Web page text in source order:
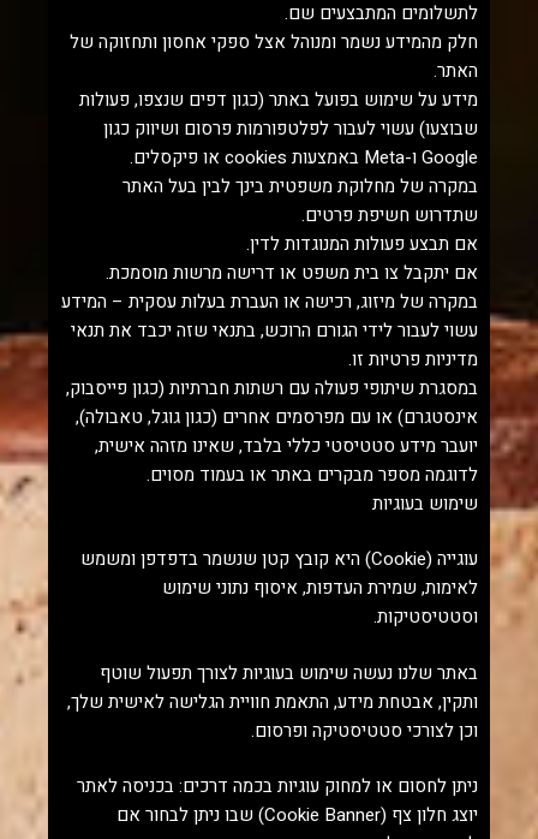
לתשלומים המתבצעים שם.
חלק מהמידע נשמר ומנוהל אצל ספקי אחסון ותחזוקה של
האתר.
מידע על שימוש בפועל באתר (כגון דפים שנצפו, פעולות
שבוצעו) עשוי לעבור לפלטפורמות פרסום ושיווק כגון
Google ו-Meta באמצעות cookies או פיקסלים.
במקרה של מחלוקת משפטית בינך לבין בעל האתר
שתדרוש חשיפת פרטים.
אם תבצע פעולות המנוגדות לדין.
אם יתקבל צו בית משפט או דרישה מרשות מוסמכת.
במקרה של מיזוג, רכישה או העברת בעלות עסקית – המידע
עשוי לעבור לידי הגורם הרוכש, בתנאי שזה יכבד את תנאי
מדיניות פרטיות זו.
במסגרת שיתופי פעולה עם רשתות חברתיות (כגון פייסבוק,
אינסטגרם) או עם מפרסמים אחרים (כגון גוגל, טאבולה),
יועבר מידע סטטיסטי כללי בלבד, שאינו מזהה אישית,
לדוגמה מספר מבקרים באתר או בעמוד מסוים.
שימוש בעוגיות
עוגייה (Cookie) היא קובץ קטן שנשמר בדפדפן ומשמש
לאימות, שמירת העדפות, איסוף נתוני שימוש
וסטטיסטיקות.
באתר שלנו נעשה שימוש בעוגיות לצורך תפעול שוטף
ותקין, אבטחת מידע, התאמת חוויית הגלישה לאישית שלך,
וכן לצורכי סטטיסטיקה ופרסום.
ניתן לחסום או למחוק עוגיות בכמה דרכים: בכניסה לאתר
יוצג חלון צף (Cookie Banner) שבו ניתן לבחור אם